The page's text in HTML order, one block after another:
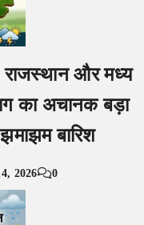
और मध्य
का अचानक बड़ा
बारिश
2026 0